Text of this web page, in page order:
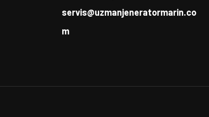
servis@uzmanjeneratormarin.co
m